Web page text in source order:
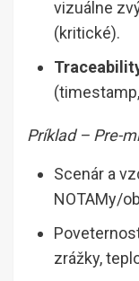
vizuálne
(kritické).
Príklad – Pre-
Scenár a
NOTAMy/
zrážky,